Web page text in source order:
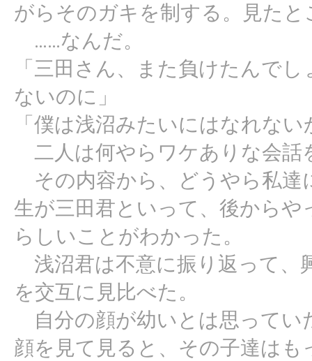
がらそのガキを制する。見た
……なんだ。
「三田さん、また負けたんで
ないのに」
「僕は浅沼みたいにはなれな
二人は何やらワケありな会話
その内容から、どうやら私達
生が三田君といって、後から
らしいことがわかった。
浅沼君は不意に振り返って、
を交互に見比べた。
自分の顔が幼いとは思ってい
顔を見て見ると、その子達はも